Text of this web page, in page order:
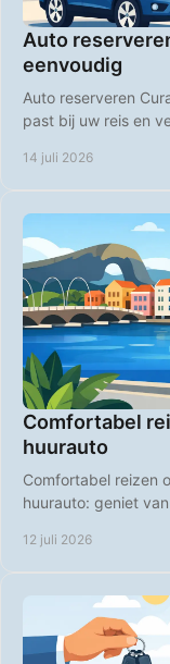
Auto
eenvoudig
Auto reserveren
past bij uw reis en
14 juli 2026
Comfortabel
huurauto
Comfortabel reizen
huurauto: geniet
12 juli 2026